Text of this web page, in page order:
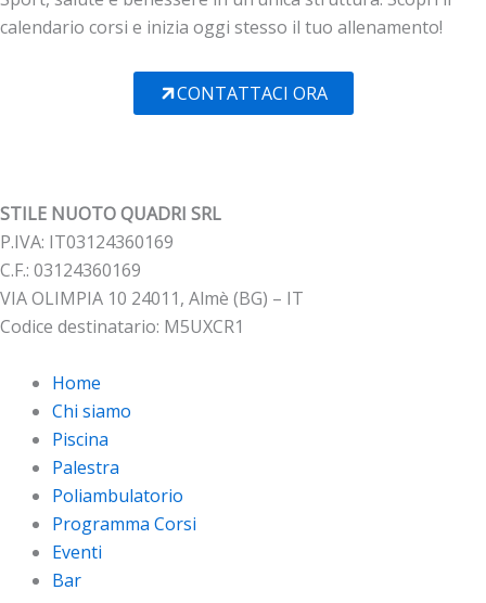
calendario corsi e inizia oggi stesso il tuo allenamento!
CONTATTACI ORA
STILE NUOTO QUADRI SRL
P.IVA: IT03124360169
C.F.: 03124360169
VIA OLIMPIA 10 24011, Almè (BG) – IT
Codice destinatario: M5UXCR1
Home
Chi siamo
Piscina
Palestra
Poliambulatorio
Programma Corsi
Eventi
Bar